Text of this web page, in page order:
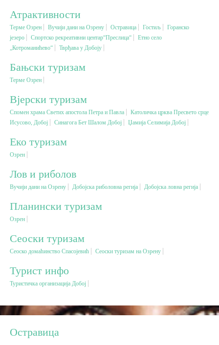
Бањски туризам
Вјерски туризам
Авантура
Еко туризам
Гастрономија
Лов и риболов
Сеоски туризам
Омладински туризам
Дестинације
Атрактивности
Терме Озрен Вучији дани на Озрену Остравица Гостиљ
Горанско
језеро
Спортско рекреативни центар“Преслица“
Етно село
„Котроманићево“
Тврђава у Добоју
Бањски туризам
Терме Озрен
Вјерски туризам
Спомен храма Светих апостола Петра и Павла
Католичка црква Пресвето срце
Исусово, Добој
Синагога Бет Шалом Добој Џамија Селимија Добој
Еко туризам
Озрен
Лов и риболов
Вучији дани на Озрену Добојска риболовна регија Добојска ловна регија
Планински туризам
Озрен
Сеоски туризам
Сеоско домаћинство Спасојевић Сеоски туризам на Озрену
Турист инфо
Туристичка организација Добој
Остравица